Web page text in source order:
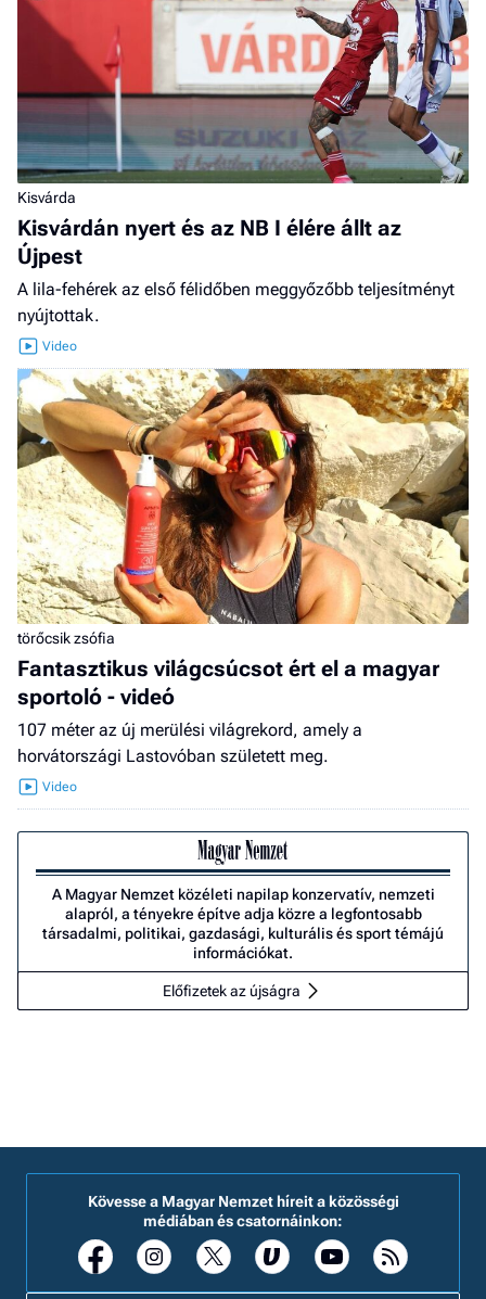
Kisvárda
Kisvárdán nyert és az NB I élére állt az
Újpest
A lila-fehérek az első félidőben meggyőzőbb teljesítményt
nyújtottak.
törőcsik zsófia
Fantasztikus világcsúcsot ért el a magyar
sportoló - videó
107 méter az új merülési világrekord, amely a
horvátországi Lastovóban született meg.
A Magyar Nemzet közéleti napilap konzervatív, nemzeti
alapról, a tényekre építve adja közre a legfontosabb
társadalmi, politikai, gazdasági, kulturális és sport témájú
információkat.
Előfizetek az újságra
Kövesse a Magyar Nemzet híreit a közösségi
médiában és csatornáinkon: